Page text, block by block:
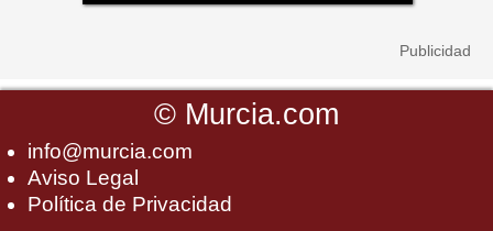
© Murcia.com
info@murcia.com
Aviso Legal
Política de Privacidad